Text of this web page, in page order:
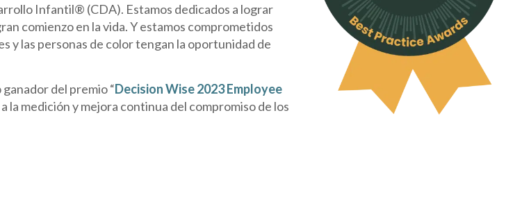
Infantil® (CDA). Estamos dedicados a lograr
comienzo en la vida. Y estamos comprometidos
y las personas de color tengan la oportunidad de
del premio “Decision Wise 2023 Employee
la medición y mejora continua del compromiso de los